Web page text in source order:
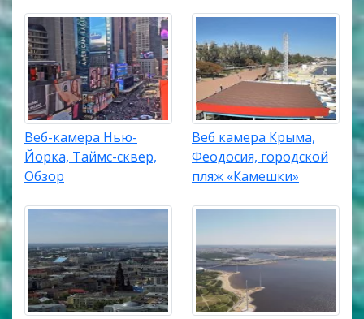
Веб-камера Нью-
Йорка, Таймс-сквер,
Обзор
Веб камера Крыма,
Феодосия, городской
пляж «Камешки»